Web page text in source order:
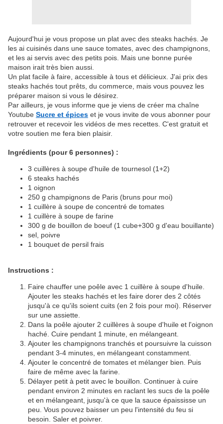
Aujourd'hui je vous propose un plat avec des steaks hachés. Je
les ai cuisinés dans une sauce tomates, avec des champignons,
et les ai servis avec des petits pois. Mais une bonne purée
maison irait très bien aussi.
Un plat facile à faire, accessible à tous et délicieux. J'ai prix des
steaks hachés tout prêts, du commerce, mais vous pouvez les
préparer maison si vous le désirez.
Par ailleurs, je vous informe que je viens de créer ma chaîne
Youtube Sucre et épices et je vous invite de vous abonner pour
retrouver et recevoir les vidéos de mes recettes. C'est gratuit et
votre soutien me fera bien plaisir.
Ingrédients (pour 6 personnes) :
3 cuillères à soupe d'huile de tournesol (1+2)
6 steaks hachés
1 oignon
250 g champignons de Paris (bruns pour moi)
1 cuillère à soupe de concentré de tomates
1 cuillère à soupe de farine
300 g de bouillon de boeuf (1 cube+300 g d'eau bouillante)
sel, poivre
1 bouquet de persil frais
Instructions :
Faire chauffer une poêle avec 1 cuillère à soupe d'huile.
Ajouter les steaks hachés et les faire dorer des 2 côtés
jusqu'à ce qu'ils soient cuits (en 2 fois pour moi). Réserver
sur une assiette.
Dans la poêle ajouter 2 cuillères à soupe d'huile et l'oignon
haché. Cuire pendant 1 minute, en mélangeant.
Ajouter les champignons tranchés et poursuivre la cuisson
pendant 3-4 minutes, en mélangeant constamment.
Ajouter le concentré de tomates et mélanger bien. Puis
faire de même avec la farine.
Délayer petit à petit avec le bouillon. Continuer à cuire
pendant environ 2 minutes en raclant les sucs de la poêle
et en mélangeant, jusqu'à ce que la sauce épaississe un
peu. Vous pouvez baisser un peu l'intensité du feu si
besoin. Saler et poivrer.